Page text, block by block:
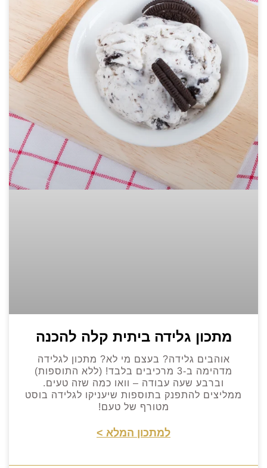
מתכון גלידה ביתית קלה להכנה
אוהבים גלידה? בעצם מי לא? מתכון לגלידה
מדהימה ב-3 מרכיבים בלבד! (ללא התוספות)
וברבע שעה עבודה – וואו כמה שזה טעים.
ממליצים להתפנק בתוספות שיעניקו לגלידה בוסט
מטורף של טעם!
למתכון המלא >